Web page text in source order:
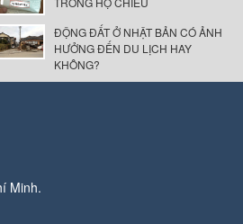
ĐỘNG ĐẤT Ở NHẬT BẢN CÓ ẢNH
HƯỞNG ĐẾN DU LỊCH HAY
KHÔNG?
Minh.